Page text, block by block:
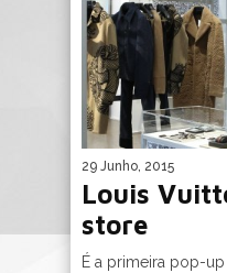
29 Junho, 2015
Louis
store
É a primeira pop-